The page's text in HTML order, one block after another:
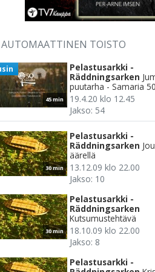
AUTOMAATTINEN TOISTO
45 min
Pelastusarkki -
Räddningsarken
puutarha - Samaria
19.4.20 klo 12.45
Jakso: 54
30 min
Pelastusarkki -
Räddningsarken
äärellä
13.12.09 klo 22.00
Jakso: 10
30 min
Pelastusarkki -
Räddningsarken
Kutsumustehtävä
18.10.09 klo 22.00
Jakso: 8
Pelastusarkki -